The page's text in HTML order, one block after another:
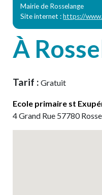
Mairie de Rosselange
Site internet :https://
À
Tarif : Gratuit
Ecole primaire st
4Grand Rue 57780